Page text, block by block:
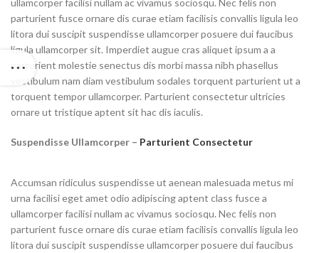
ullamcorper facilisi nullam ac vivamus sociosqu. Nec felis non
parturient fusce ornare dis curae etiam facilisis convallis ligula leo
litora dui suscipit suspendisse ullamcorper posuere dui faucibus
ligula ullamcorper sit. Imperdiet augue cras aliquet ipsum a a
parturient molestie senectus dis morbi massa nibh phasellus
vestibulum nam diam vestibulum sodales torquent parturient ut a
torquent tempor ullamcorper. Parturient consectetur ultricies
ornare ut tristique aptent sit hac dis iaculis.
Suspendisse Ullamcorper – Parturient Consectetur
Accumsan ridiculus suspendisse ut aenean malesuada metus mi
urna facilisi eget amet odio adipiscing aptent class fusce a
ullamcorper facilisi nullam ac vivamus sociosqu. Nec felis non
parturient fusce ornare dis curae etiam facilisis convallis ligula leo
litora dui suscipit suspendisse ullamcorper posuere dui faucibus